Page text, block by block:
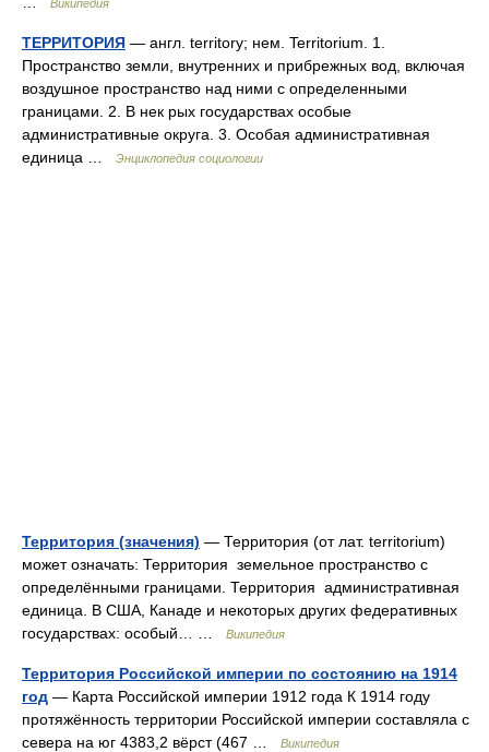
Википедия
ТЕРРИТОРИЯ — англ. territory; нем. Territorium. 1.
Пространство земли, внутренних и прибрежных вод, включая
воздушное пространство над ними с определенными
границами. 2. В нек рых государствах особые
административные округа. 3. Особая административная
единица …
Энциклопедия социологии
Территория (значения) — Территория (от лат. territorium)
может означать: Территория земельное пространство с
определёнными границами. Территория административная
единица. В США, Канаде и некоторых других федеративных
государствах: особый… …
Википедия
Территория Российской империи по состоянию на 1914
год — Карта Российской империи 1912 года К 1914 году
протяжённость территории Российской империи составляла с
севера на юг 4383,2 вёрст (467 …
Википедия